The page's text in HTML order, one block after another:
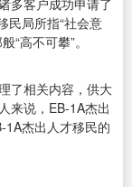
多客户成功申请了
民局所指“社会意
“高不可攀”。
了相关内容，供大
来说，EB-1A杰出
1A杰出人才移民的